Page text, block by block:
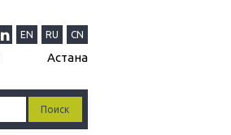
EN RU CN
Астана